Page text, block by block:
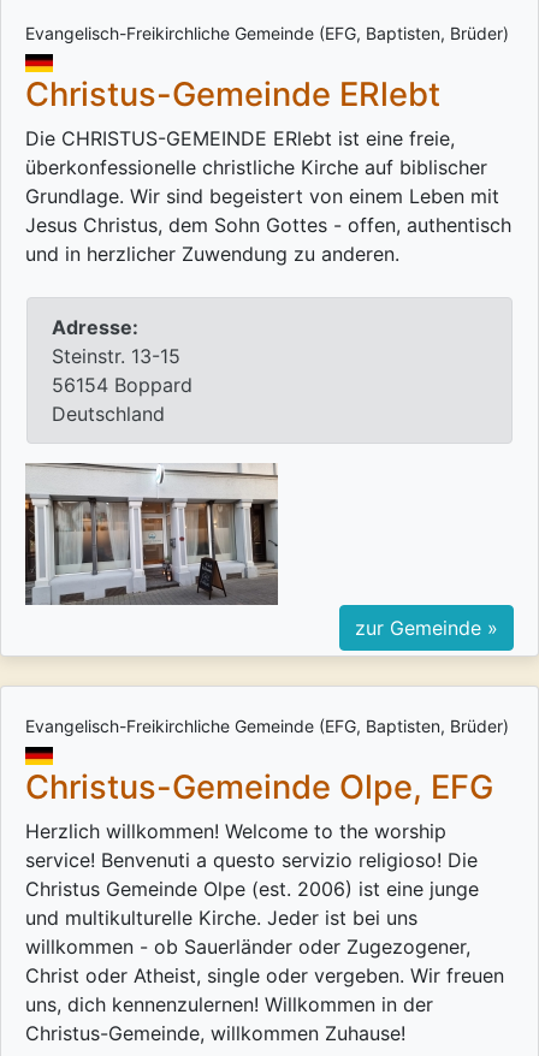
Evangelisch-Freikirchliche Gemeinde (EFG, Baptisten, Brüder)
Christus-Gemeinde ERlebt
Die CHRISTUS-GEMEINDE ERlebt ist eine freie,
überkonfessionelle christliche Kirche auf biblischer
Grundlage. Wir sind begeistert von einem Leben mit
Jesus Christus, dem Sohn Gottes - offen, authentisch
und in herzlicher Zuwendung zu anderen.
Adresse:
Steinstr. 13-15
56154 Boppard
Deutschland
zur Gemeinde »
Evangelisch-Freikirchliche Gemeinde (EFG, Baptisten, Brüder)
Christus-Gemeinde Olpe, EFG
Herzlich willkommen! Welcome to the worship
service! Benvenuti a questo servizio religioso! Die
Christus Gemeinde Olpe (est. 2006) ist eine junge
und multikulturelle Kirche. Jeder ist bei uns
willkommen - ob Sauerländer oder Zugezogener,
Christ oder Atheist, single oder vergeben. Wir freuen
uns, dich kennenzulernen! Willkommen in der
Christus-Gemeinde, willkommen Zuhause!